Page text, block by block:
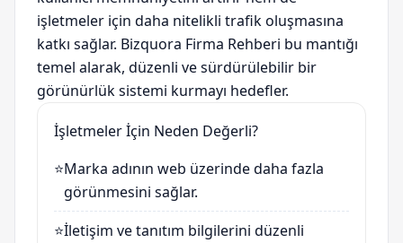
işletmeler için daha nitelikli trafik oluşmasına
katkı sağlar. Bizquora Firma Rehberi bu mantığı
temel alarak, düzenli ve sürdürülebilir bir
görünürlük sistemi kurmayı hedefler.
İşletmeler İçin Neden Değerli?
⭐Marka adının web üzerinde daha fazla
görünmesini sağlar.
⭐İletişim ve tanıtım bilgilerini düzenli